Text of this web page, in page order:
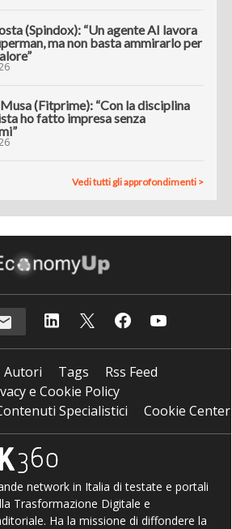
(Spindox): “Un agente AI lavora
ma non basta ammirarlo per
(Fitprime): “Con la disciplina
ho fatto impresa senza
Vedi tutti gli approfondimenti >
Autori Tags
Rss Feed
e Cookie Policy
Specialistici
Cookie Center
network in Italia di testate e portali
Trasformazione Digitale e
Ha la missione di diffondere la